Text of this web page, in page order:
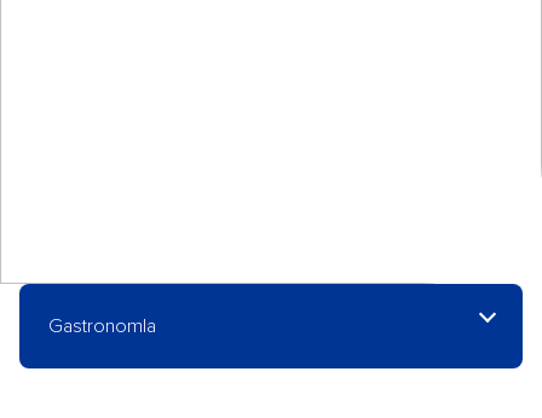
GastronomIa